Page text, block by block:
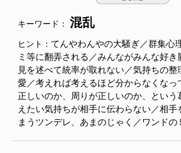
キーワード： 混乱
ヒント： てんやわんやの大騒ぎ／群集心
ミ等に翻弄される／みんながみんな好き
見を述べて統率が取れない／気持ちの整
愛／考えれば考えるほど分からなくなっ
正しいのか、周りが正しいのか、という
えたい気持ちが相手に伝わらない／相手
まうツンデレ、あまのじゃく／ワンドの